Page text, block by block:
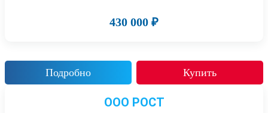
430 000 ₽
Подробно Купить
ООО РОСТ